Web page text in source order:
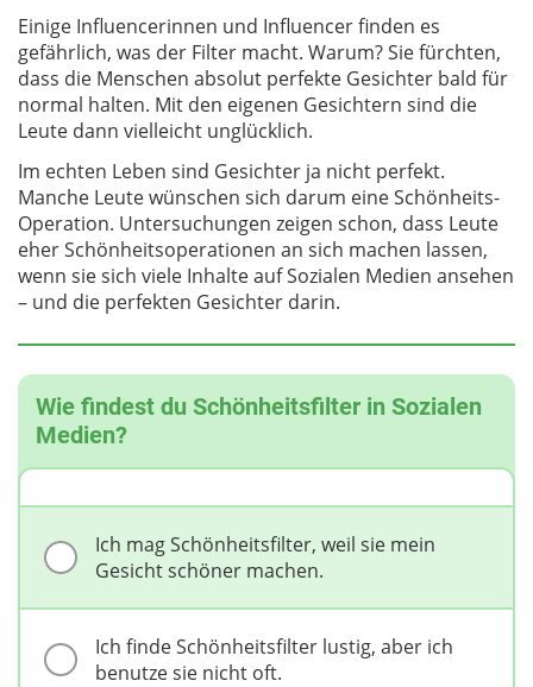
Einige Influencerinnen und Influencer finden es
gefährlich, was der Filter macht. Warum? Sie fürchten,
dass die Menschen absolut perfekte Gesichter bald für
normal halten. Mit den eigenen Gesichtern sind die
Leute dann vielleicht unglücklich.
Im echten Leben sind Gesichter ja nicht perfekt.
Manche Leute wünschen sich darum eine Schönheits-
Operation. Untersuchungen zeigen schon, dass Leute
eher Schönheitsoperationen an sich machen lassen,
wenn sie sich viele Inhalte auf Sozialen Medien ansehen
– und die perfekten Gesichter darin.
Wie findest du Schönheitsfilter in Sozialen
Medien?
Ich mag Schönheitsfilter, weil sie mein
Gesicht schöner machen.
Ich finde Schönheitsfilter lustig, aber ich
benutze sie nicht oft.